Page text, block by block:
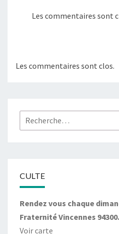
Les commentaires sont
Les commentaires sont clos.
Rechercher :
CULTE
Rendez vous chaque
Fraternité Vincennes 94300.
Voir carte